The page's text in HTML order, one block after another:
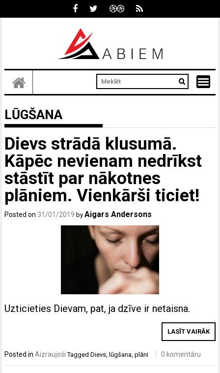
LŪGŠANA
Dievs strādā klusumā.
Kāpēc nevienam nedrīkst
stāstīt par nākotnes
plāniem. Vienkārši ticiet!
Posted on 31/01/2019 byAigars Andersons
Uzticieties Dievam, pat, ja dzīve ir netaisna.
LASĪT VAIRĀK
Posted inAizraujoši TaggedDievs, lūgšana,plāni 0 komentāru